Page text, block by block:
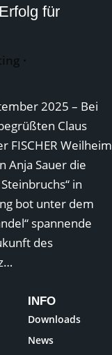
für
2025 – Bei
Claus
FISCHER Weilheim
Anja Sauer die
in
bot unter dem
spannende
des
INFO
Downloads
News